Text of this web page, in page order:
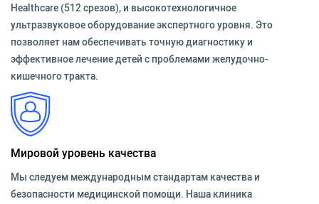
Healthcare (512 срезов), и высокотехнологичное
ультразвуковое оборудование экспертного уровня. Это
позволяет нам обеспечивать точную диагностику и
эффективное лечение детей с проблемами желудочно-
кишечного тракта.
Мировой уровень качества
Мы следуем международным стандартам качества и
безопасности медицинской помощи. Наша клиника